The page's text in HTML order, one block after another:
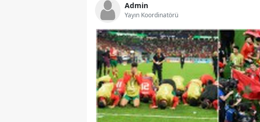
Admin
Yayın Koordinatörü